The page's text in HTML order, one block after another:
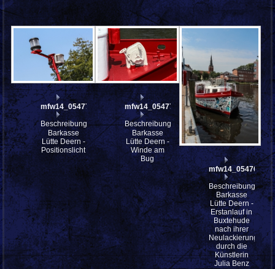
mfw14_054771
Beschreibung:
Barkasse
Lütte Deern -
Positionslicht
mfw14_054770
Beschreibung:
Barkasse
Lütte Deern -
Winde am
Bug
mfw14_054769
Beschreibung:
Barkasse
Lütte Deern -
Erstanlauf in
Buxtehude
nach ihrer
Neulackierung
durch die
Künstlerin
Julia Benz